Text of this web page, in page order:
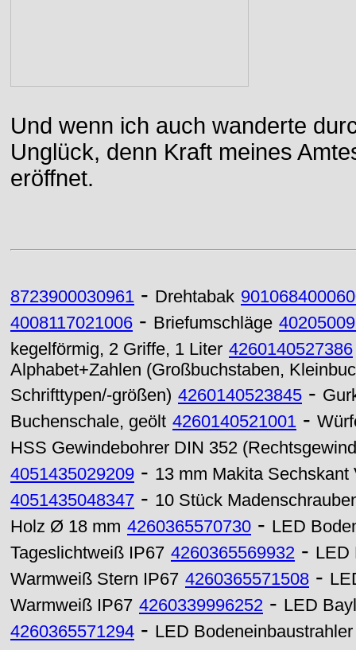
Und wenn ich auch wanderte
Unglück, denn Kraft meines
eröffnet.
8723900030961 - Drehtabak
4008117021006 - Briefumschläge
kegelförmig, 2 Griffe, 1 Liter 4260140527386
Alphabet+Zahlen (Großbuchstaben,
Schrifttypen/-größen) 4260140523845 -
Buchenschale, geölt 4260140521001 -
HSS Gewindebohrer DIN 352
4051435029209 - 13 mm Makita
4051435048347 - 10 Stück
Holz Ø 18 mm 4260365570730 - LED
Tageslichtweiß IP67 4260365569932 - LED
Warmweiß Stern IP67 4260365571508 -
Warmweiß IP67 4260339996252 - LED
4260365571294 - LED